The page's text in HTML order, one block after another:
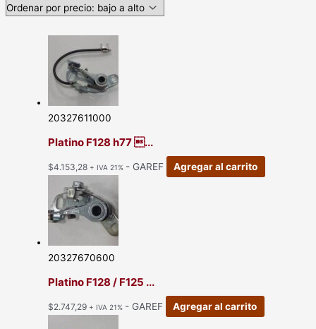
20327611000
Platino F128 h77 ...
$4.153,28 + IVA 21% - GAREF Agregar al carrito
20327670600
Platino F128 / F125 ...
$2.747,29 + IVA 21% - GAREF Agregar al carrito